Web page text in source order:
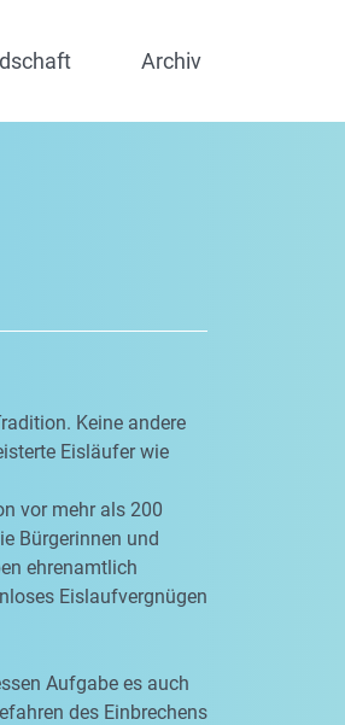
Archiv
Keine andere
Eisläufer wie
vor mehr als 200
Bürgerinnen und
ehrenamtlich
Eislaufvergnügen
Aufgabe es auch
des Einbrechens